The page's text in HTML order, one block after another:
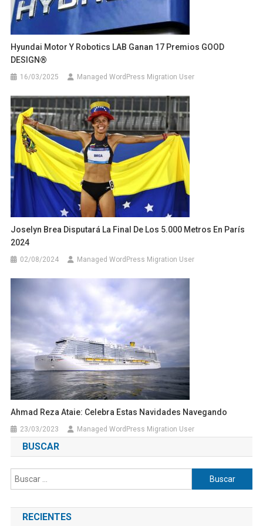
Hyundai Motor Y Robotics LAB Ganan 17 Premios GOOD
DESIGN®
16/03/2025 Managed WordPress Migration User
Joselyn Brea Disputará La Final De Los 5.000 Metros En París
2024
02/08/2024 Managed WordPress Migration User
Ahmad Reza Ataie: Celebra Estas Navidades Navegando
23/03/2023 Managed WordPress Migration User
BUSCAR
Buscar:
RECIENTES